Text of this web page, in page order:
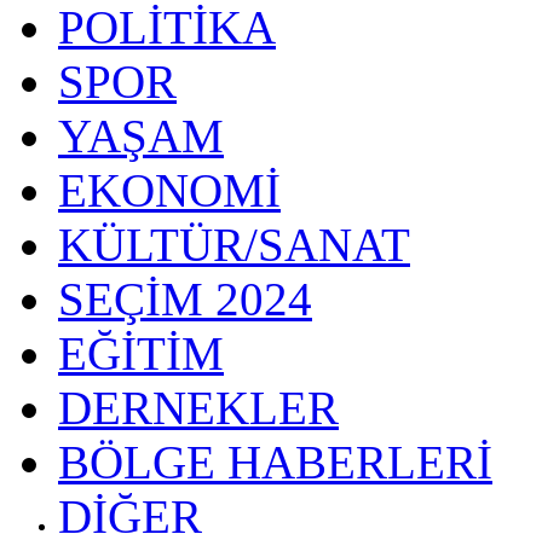
POLİTİKA
SPOR
YAŞAM
EKONOMİ
KÜLTÜR/SANAT
SEÇİM 2024
EĞİTİM
DERNEKLER
BÖLGE HABERLERİ
DİĞER